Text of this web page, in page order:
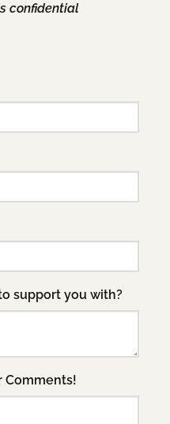
confidential
support you with?
Comments!